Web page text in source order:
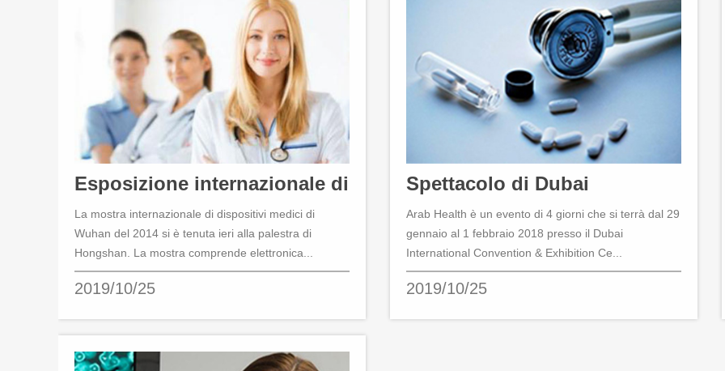
Esposizione internazionale di
dispositivi...
La mostra internazionale di dispositivi medici di
Wuhan del 2014 si è tenuta ieri alla palestra di
Hongshan. La mostra comprende elettronica...
2019/10/25
Spettacolo di Dubai
Arab Health è un evento di 4 giorni che si terrà dal 29
gennaio al 1 febbraio 2018 presso il Dubai
International Convention & Exhibition Ce...
2019/10/25